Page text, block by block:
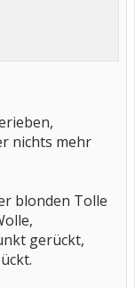
nichts mehr
blonden Tolle
gerückt,